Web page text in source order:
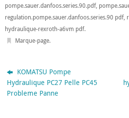
pompe.sauer.danfoos.series.90.pdf,
regulation.pompe.sauer.danfoos.series.90 pdf,
hydraulique-rexroth-a6vm pdf.
Marque-page.
KOMATSU Pompe
Hydraulique PC27 Pelle PC45
Probleme Panne